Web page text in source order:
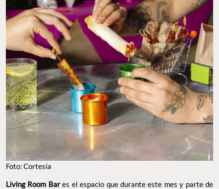
Foto: Cortesía
Living Room Bares el espacio que durante este mes y parte de